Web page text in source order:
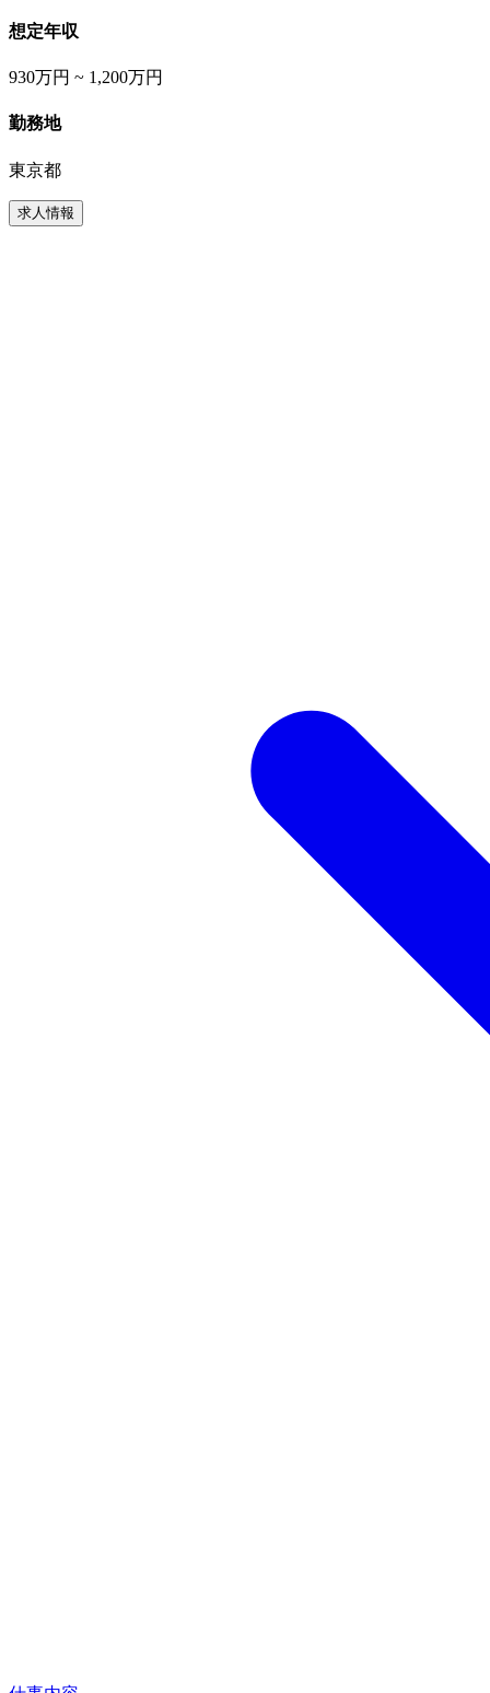
想定年収
930万円 ~ 1,200万円
勤務地
東京都
求人情報